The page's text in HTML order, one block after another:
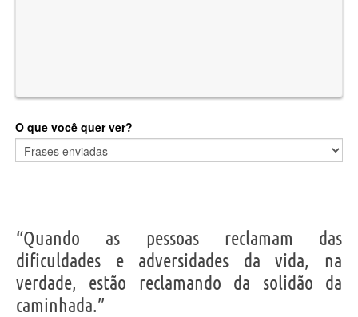
O que você quer ver?
“Quando as pessoas reclamam das
dificuldades e adversidades da vida, na
verdade, estão reclamando da solidão da
caminhada.”